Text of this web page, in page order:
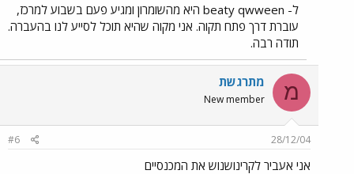
ל- beaty qwween היא מהשומרון ומגיע פעם בשבוע למרכז,
עוברת דרך פתח תקוה. אני מקוה שהיא תוכל לסייע לנו בהעברה.
תודה רבה.
מ מתרגשת
New member
28/12/04
#6
אני אעביר לקרינושנוש את המכנסיים